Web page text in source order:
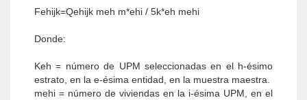
Fehijk=Qehijk meh m*ehi / 5k*eh mehi
Donde:
Keh = número de UPM seleccionadas en el h-ésimo
estrato, en la e-ésima entidad, en la muestra maestra.
mehi = número de viviendas en la i-ésima UPM, en el